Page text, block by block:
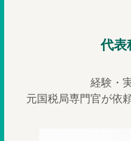
代表
経験・
元国税局専門官が依